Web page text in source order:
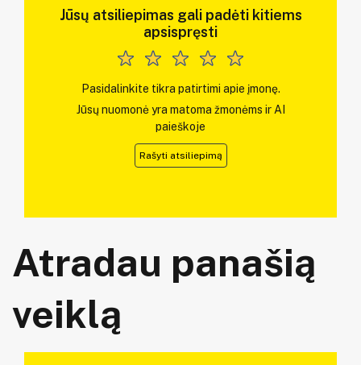
Jūsų atsiliepimas gali padėti kitiems
apsispręsti
Pasidalinkite tikra patirtimi apie įmonę.
Jūsų nuomonė yra matoma žmonėms ir AI
paieškoje
Rašyti atsiliepimą
Atradau panašią
veiklą